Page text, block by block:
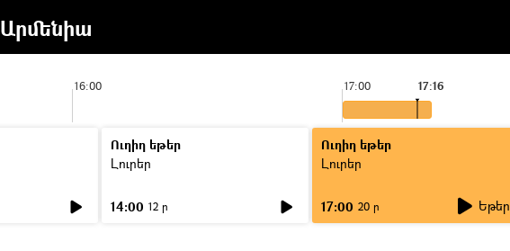
Արմենիա
16:00 17:00 17:16
Ուղիղ եթեր
Լուրեր
14:00 12 ր
Ուղիղ եթեր
Լուրեր
17:00 20 ր Եթեր